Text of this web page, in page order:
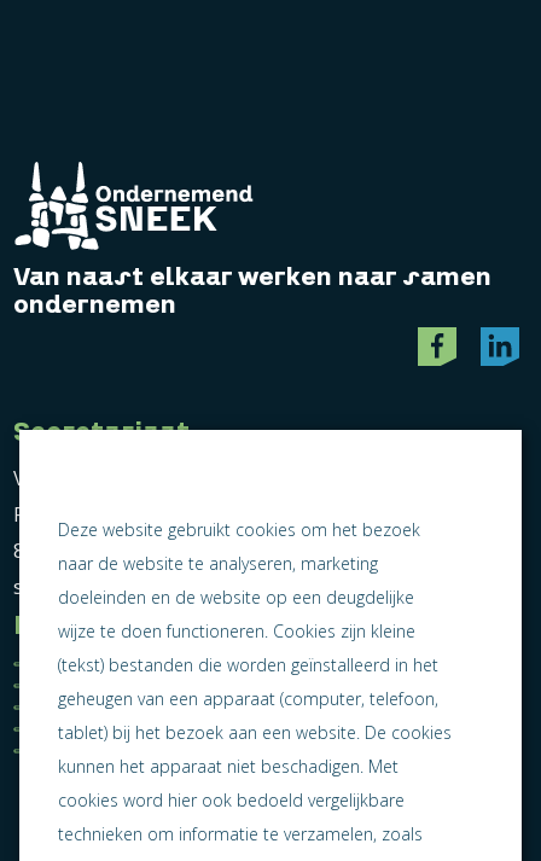
Van naast elkaar werken naar samen
ondernemen
Secretariaat
Vereniging Ondernemend Sneek
Postbus 464
8600 AL Sneek
secretariaat@ondernemendsneek.nl
Informatie
Ledenoverzicht
Statuten
Algemene voorwaarden
Privacy statement
Jaarverslag 2025
Nieuws
Activiteiten
Lid worden
Contact
Deze website gebruikt cookies om het bezoek
naar de website te analyseren, marketing
doeleinden en de website op een deugdelijke
wijze te doen functioneren. Cookies zijn kleine
(tekst) bestanden die worden geïnstalleerd in het
geheugen van een apparaat (computer, telefoon,
tablet) bij het bezoek aan een website. De cookies
kunnen het apparaat niet beschadigen. Met
cookies word hier ook bedoeld vergelijkbare
technieken om informatie te verzamelen, zoals